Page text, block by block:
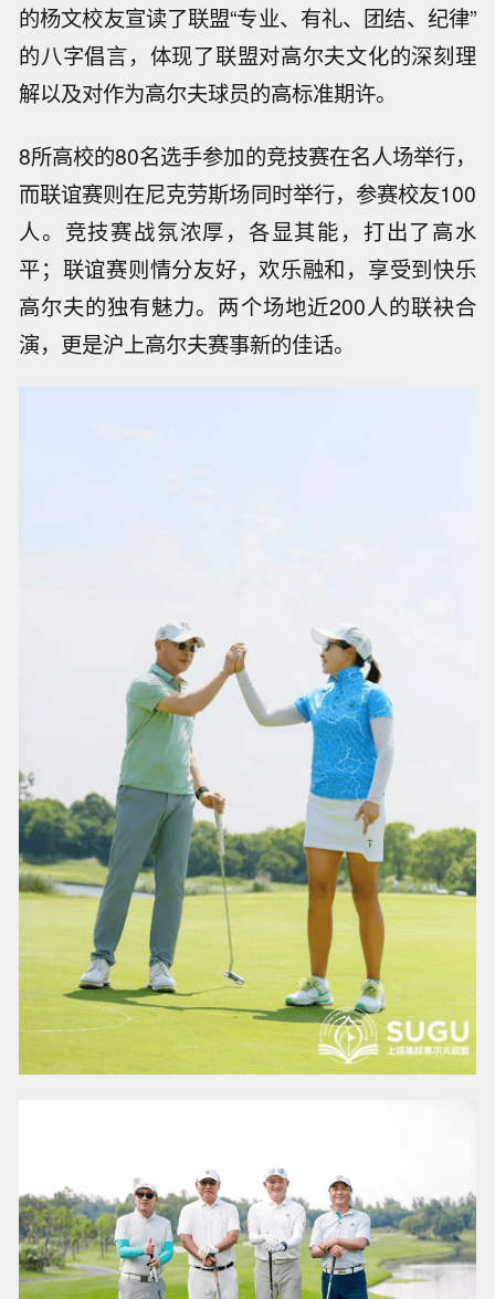
的杨文校友宣读了联盟“专业、有礼、团结、纪律”
的八字倡言，体现了联盟对高尔夫文化的深刻理
解以及对作为高尔夫球员的高标准期许。
8所高校的80名选手参加的竞技赛在名人场举行，
而联谊赛则在尼克劳斯场同时举行，参赛校友100
人。竞技赛战氛浓厚，各显其能，打出了高水
平；联谊赛则情分友好，欢乐融和，享受到快乐
高尔夫的独有魅力。两个场地近200人的联袂合
演，更是沪上高尔夫赛事新的佳话。